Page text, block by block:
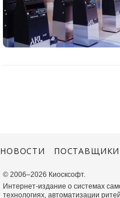
НОВОСТИ ПОСТАВЩИКИ
© 2006–2026 Киосксофт.
Интернет-издание о системах
технологиях, автоматизации